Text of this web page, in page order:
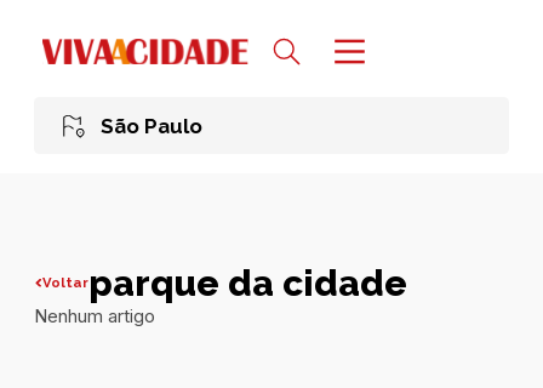
São Paulo
Voltarparque da cidade
Nenhum artigo